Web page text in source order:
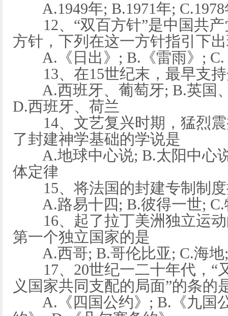
A.1949年; B.1971年; C.1978
12、“双百方针”是中国共产
方针，下列在这一方针指引下
A.《日出》; B.《雷雨》; C.
13、在15世纪末，最早支持
A.西班牙、葡萄牙; B.英国
D.西班牙、荷兰
14、文艺复兴时期，猛烈震
了封建神学基础的学说是
A.地球中心说; B.太阳中心
体定律
15、将法国的封建专制制度
A.路易十四; B.彼得一世; C.
16、起了拉丁美洲独立运动
第一个独立国家的是
A.西哥; B.哥伦比亚; C.海地;
17、20世纪一二十年代，“
义国家共同支配的局面”的条的
A.《四国公约》; B.《九国